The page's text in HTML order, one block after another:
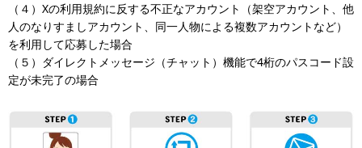
（４）Xの利用規約に反する不正なアカウント（架空アカウント、他
人のなりすましアカウント、同一人物による複数アカウントなど）
を利用して応募した場合
（５）ダイレクトメッセージ（チャット）機能で4桁のパスコード設
定が未完了の場合